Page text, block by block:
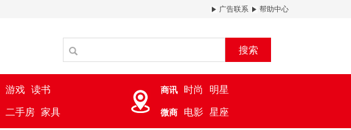
广告联系 帮助中心
搜索
游戏 读书
二手房 家具
商讯 时尚 明星
微商 电影 星座